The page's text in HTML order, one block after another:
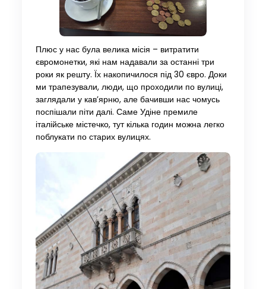
Плюс у нас була велика місія – витратити
євромонетки, які нам надавали за останні три
роки як решту. Їх накопичилося під 30 євро. Доки
ми трапезували, люди, що проходили по вулиці,
заглядали у кав’ярню, але бачивши нас чомусь
поспішали піти далі. Саме Удіне премиле
італійське містечко, тут кілька годин можна легко
поблукати по старих вулицях.